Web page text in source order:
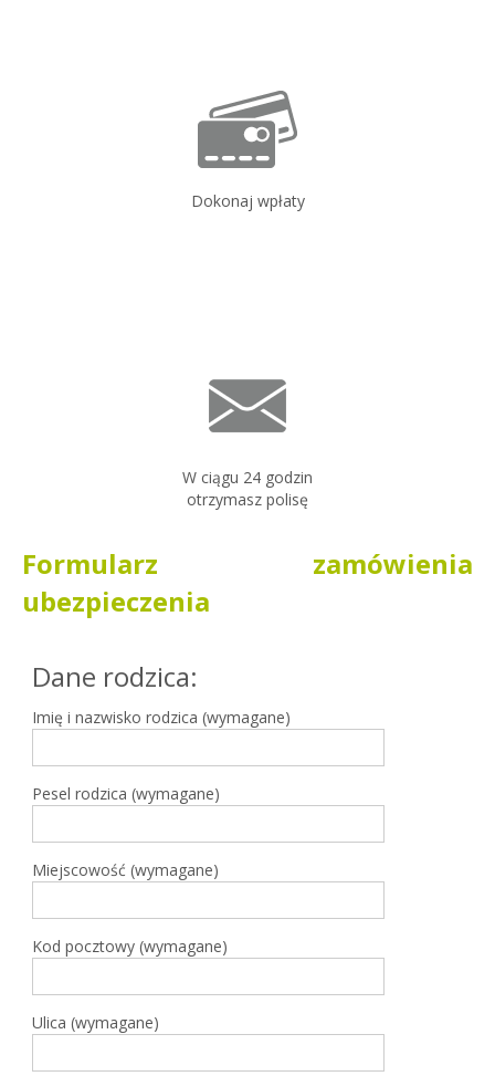
Dokonaj wpłaty
W ciągu 24 godzin
otrzymasz polisę
Formularz zamówienia
ubezpieczenia
Dane rodzica:
Imię i nazwisko rodzica (wymagane)
Pesel rodzica (wymagane)
Miejscowość (wymagane)
Kod pocztowy (wymagane)
Ulica (wymagane)